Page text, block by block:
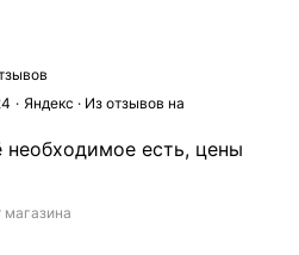
Яндекс · Из отзывов на
необходимое есть, цены
магазина